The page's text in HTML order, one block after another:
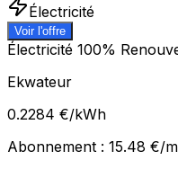
Électricité
Voir l'offre
Électricité 100%
Ekwateur
0.2284 €/kWh
Abonnement : 15.48 €/